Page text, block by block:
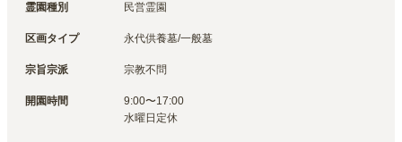
霊園種別 民営霊園
区画タイプ 永代供養墓/一般墓
宗旨宗派 宗教不問
開園時間
9:00〜17:00
水曜日定休